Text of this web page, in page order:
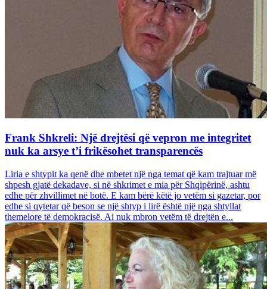
Frank Shkreli: Një drejtësi që vepron me integritet
nuk ka arsye t’i frikësohet transparencës
Liria e shtypit ka qenë dhe mbetet një nga temat që kam trajtuar më
shpesh gjatë dekadave, si në shkrimet e mia për Shqipërinë, ashtu
edhe për zhvillimet në botë. E kam bërë këtë jo vetëm si gazetar, por
edhe si qytetar që beson se një shtyp i lirë është një nga shtyllat
themelore të demokracisë. Ai nuk mbron vetëm të drejtën e...